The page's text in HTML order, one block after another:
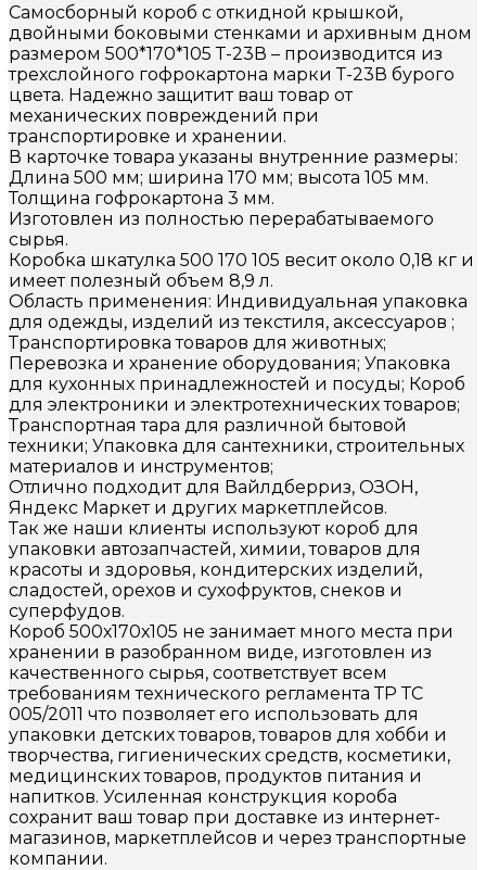
Самосборный короб с откидной крышкой,
двойными боковыми стенками и архивным дном
размером 500*170*105 Т-23В – производится из
трехслойного гофрокартона марки Т-23В бурого
цвета. Надежно защитит ваш товар от
механических повреждений при
транспортировке и хранении.
В карточке товара указаны внутренние размеры:
Длина 500 мм; ширина 170 мм; высота 105 мм.
Толщина гофрокартона 3 мм.
Изготовлен из полностью перерабатываемого
сырья.
Коробка шкатулка 500 170 105 весит около 0,18 кг и
имеет полезный объем 8,9 л.
Область применения: Индивидуальная упаковка
для одежды, изделий из текстиля, аксессуаров ;
Транспортировка товаров для животных;
Перевозка и хранение оборудования; Упаковка
для кухонных принадлежностей и посуды; Короб
для электроники и электротехнических товаров;
Транспортная тара для различной бытовой
техники; Упаковка для сантехники, строительных
материалов и инструментов;
Отлично подходит для Вайлдберриз, ОЗОН,
Яндекс Маркет и других маркетплейсов.
Так же наши клиенты используют короб для
упаковки автозапчастей, химии, товаров для
красоты и здоровья, кондитерских изделий,
сладостей, орехов и сухофруктов, снеков и
суперфудов.
Короб 500х170х105 не занимает много места при
хранении в разобранном виде, изготовлен из
качественного сырья, соответствует всем
требованиям технического регламента ТР ТС
005/2011 что позволяет его использовать для
упаковки детских товаров, товаров для хобби и
творчества, гигиенических средств, косметики,
медицинских товаров, продуктов питания и
напитков. Усиленная конструкция короба
сохранит ваш товар при доставке из интернет-
магазинов, маркетплейсов и через транспортные
компании.